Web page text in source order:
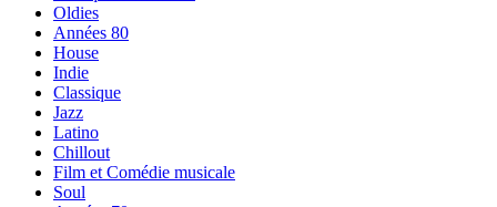
Oldies
Années 80
House
Indie
Classique
Jazz
Latino
Chillout
Film et Comédie musicale
Soul